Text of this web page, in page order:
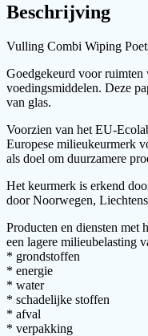
aantal
Beschrijving
Vulling Combi Wiping
Goedgekeurd voor
voedingsmiddelen. Deze
van glas.
Voorzien van het EU-
Europese milieukeurmerk
als doel om duurzamere
Het keurmerk is erkend
door Noorwegen,
Producten en diensten met
een lagere milieubelasting
* grondstoffen
* energie
* water
* schadelijke stoffen
* afval
* verpakking